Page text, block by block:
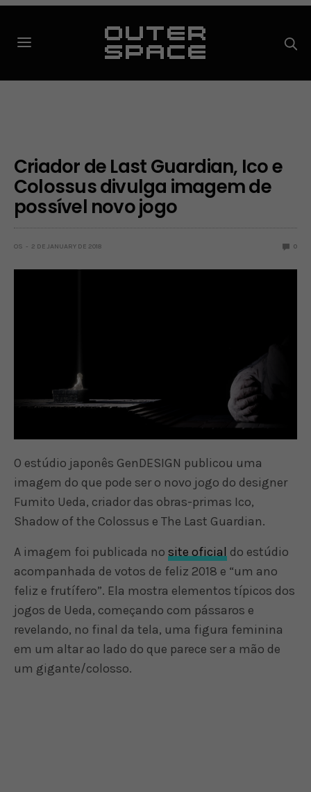
Criador de Last Guardian, Ico e
Colossus divulga imagem de
possível novo jogo
OS 2 DE JANUARY DE 2018 0
O estúdio japonês GenDESIGN publicou uma
imagem do que pode ser o novo jogo do designer
Fumito Ueda, criador das obras-primas Ico,
Shadow of the Colossus e The Last Guardian.
A imagem foi publicada nosite oficial do estúdio
acompanhada de votos de feliz 2018 e “um ano
feliz e frutífero”. Ela mostra elementos típicos dos
jogos de Ueda, começando com pássaros e
revelando, no final da tela, uma figura feminina
em um altar ao lado do que parece ser a mão de
um gigante/colosso.